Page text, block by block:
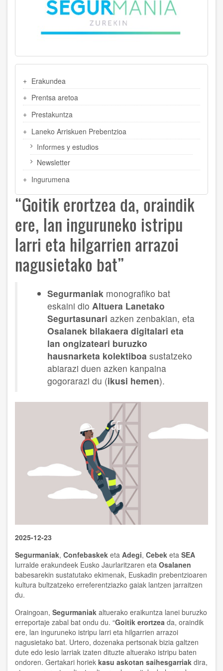
LATERAL
Erakundea
Prentsa aretoa
Prestakuntza
Laneko Arriskuen Prebentzioa
Informes y estudios
Newsletter
Ingurumena
“Goitik erortzea da, oraindik
ere, lan inguruneko istripu
larri eta hilgarrien arrazoi
nagusietako bat”
Segurmaniak monografiko bat
eskaini dio Altuera Lanetako
Segurtasunari azken zenbakian, eta
Osalanek bilakaera digitalari eta
lan ongizateari buruzko
hausnarketa kolektiboa sustatzeko
abiarazi duen azken kanpaina
gogorarazi du (ikusi hemen).
2025-12-23
Segurmaniak, Confebaskek eta Adegi, Cebek eta SEA
lurralde erakundeek Eusko Jaurlaritzaren eta Osalanen
babesarekin sustatutako ekimenak, Euskadin prebentzioaren
kultura bultzatzeko erreferentziazko gaiak lantzen jarraitzen
du.
Oraingoan, Segurmaniak altuerako eraikuntza lanei buruzko
erreportaje zabal bat ondu du. “Goitik erortzea da, oraindik
ere, lan inguruneko istripu larri eta hilgarrien arrazoi
nagusietako bat. Urtero, dozenaka pertsonak bizia galtzen
dute edo lesio larriak izaten dituzte altuerako istripu baten
ondoren. Gertakari horiek kasu askotan saihesgarriak dira,